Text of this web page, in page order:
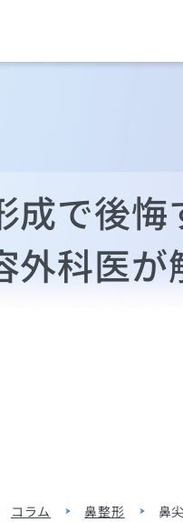
成で後
外科医が
コラム 鼻整形 鼻